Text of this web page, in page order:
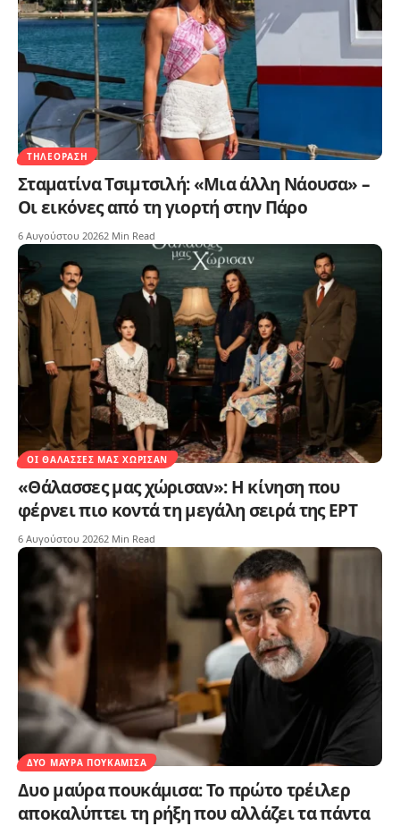
ΤΗΛΕΌΡΑΣΗ
Σταματίνα Τσιμτσιλή: «Μια άλλη Νάουσα» –
Οι εικόνες από τη γιορτή στην Πάρο
6 Αυγούστου 20262 Min Read
ΟΙ ΘΆΛΑΣΣΕΣ ΜΑΣ ΧΏΡΙΣΑΝ
«Θάλασσες μας χώρισαν»: Η κίνηση που
φέρνει πιο κοντά τη μεγάλη σειρά της ΕΡΤ
6 Αυγούστου 20262 Min Read
ΔΥΟ ΜΑΎΡΑ ΠΟΥΚΆΜΙΣΑ
Δυο μαύρα πουκάμισα: Το πρώτο τρέιλερ
αποκαλύπτει τη ρήξη που αλλάζει τα πάντα